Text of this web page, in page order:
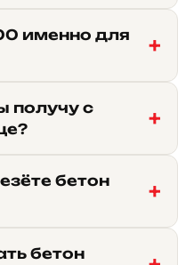
именно для
получу с
бетон
бетон